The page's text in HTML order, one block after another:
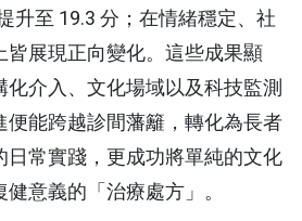
升至 19.3 分；在情緒穩定、社
展現正向變化。這些成果顯
介入、文化場域以及科技監測
能跨越診間藩籬，轉化為長者
常實踐，更成功將單純的文化
意義的「治療處方」。